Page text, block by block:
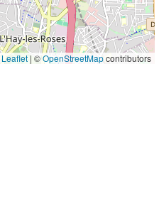
|©OpenStreetMapcontributors